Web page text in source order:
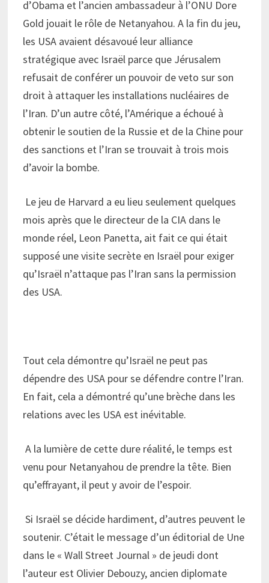
d’Obama et l’ancien ambassadeur à l’ONU Dore
Gold jouait le rôle de Netanyahou. A la fin du jeu,
les USA avaient désavoué leur alliance
stratégique avec Israël parce que Jérusalem
refusait de conférer un pouvoir de veto sur son
droit à attaquer les installations nucléaires de
l’Iran. D’un autre côté, l’Amérique a échoué à
obtenir le soutien de la Russie et de la Chine pour
des sanctions et l’Iran se trouvait à trois mois
d’avoir la bombe.
Le jeu de Harvard a eu lieu seulement quelques
mois après que le directeur de la CIA dans le
monde réel, Leon Panetta, ait fait ce qui était
supposé une visite secrète en Israël pour exiger
qu’Israël n’attaque pas l’Iran sans la permission
des USA.
Tout cela démontre qu’Israël ne peut pas
dépendre des USA pour se défendre contre l’Iran.
En fait, cela a démontré qu’une brèche dans les
relations avec les USA est inévitable.
A la lumière de cette dure réalité, le temps est
venu pour Netanyahou de prendre la tête. Bien
qu’effrayant, il peut y avoir de l’espoir.
Si Israël se décide hardiment, d’autres peuvent le
soutenir. C’était le message d’un éditorial de Une
dans le « Wall Street Journal » de jeudi dont
l’auteur est Olivier Debouzy, ancien diplomate